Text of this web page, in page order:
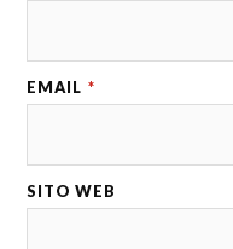
EMAIL *
SITO WEB